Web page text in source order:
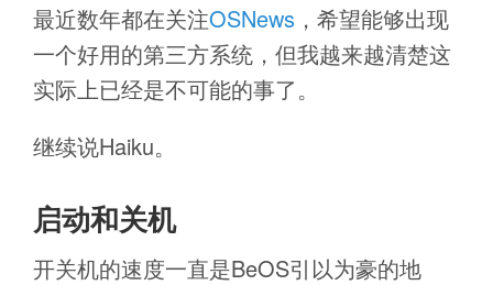
最近数年都在关注OSNews ，希望能够出现
一个好用的第三方系统，但我越来越清楚这
实际上已经是不可能的事了。
继续说Haiku。
启动和关机
开关机的速度一直是BeOS引以为豪的地